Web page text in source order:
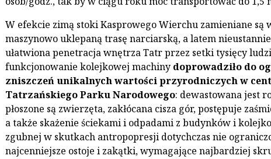
W efekcie zimą stoki Kasprowego Wierchu zamieniane są
maszynowo uklepaną trasę narciarską, a latem
ułatwiona penetracja wnętrza Tatr przez setki tysięcy
funkcjonowanie kolejkowej machiny doprowadziło do
zniszczeń unikalnych wartości przyrodniczych w
Tatrzańskiego Parku Narodowego: dewastowana jest
płoszone są zwierzęta, zakłócana cisza gór, postępuje
a także skażenie ściekami i odpadami z budynków i
zgubnej w skutkach antropopresji dotychczas nie
najcenniejsze ostoje i zakątki, wymagające najbardziej